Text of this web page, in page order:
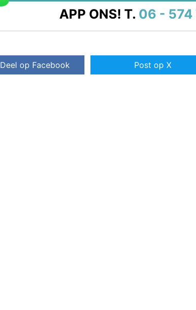
APP ONS! T. 06 - 574
Deel op Facebook Post op X